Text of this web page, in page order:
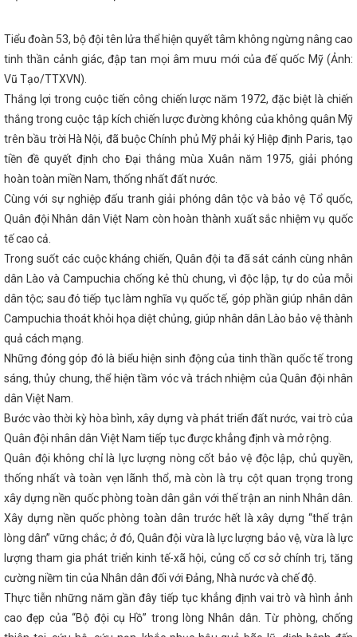
thứ III, nhiệm kỳ 2020 - 2025
HÀ TĨNH: TIẾP NHẬN NGUYÊN
BỘ CÔNG THƯƠNG ĐỂ TỔ CHỨC LẠI THÀNH CHI CỤC QUẢN LÝ THỊ
Hội nghị trực tuyến đánh giá tình hình sản xuất công
Nguyên đán năm 2024
nổ công nghiệp
Thực hiện tốt Cuộc vận động “Người Việt
Hà Tĩnh quán triệt các chuyên đề quan trọng, dự thảo Chương
Đại hội Đảng bộ tỉnh lần thứ XX
Đại hội Hội Hữu nghị Việt
IV, nhiệm kỳ 2023-2028
Hội chợ Công thương vùng Bắc Trung
11
Hà Tĩnh tham gia trưng bày, giới thiệu gần 50 sản phẩm
nối giao thương Khu vực miền Trung – Tây Nguyên tổ chức tại
Hà Tĩnh thăm Công ty TNHH Công nghệ bảo vệ môi trường Hồ
bóng chuyền hơi chào mừng chào mừng Đại hội Công đoàn các cấp
phát triển năng lượng hydrogen của Việt Nam đến năm 2030,
Bí thư, Chủ tịch nước Tô Lâm gặp Tổng thống Hoa Kỳ Joe Biden
PHÁT TRIỂN CÔNG NGHIỆP CHẾ BIẾN GỖ TRÊN ĐỊA BÀN TỈNH
đảm bảo vận hành an toàn, ổn định các nhà máy điện trong thời
sắp xếp huyện, xã theo quy định cũ
Hôm nay (22/5), khai
TỔ CÔNG TÁC BỘ CÔNG THƯƠNG LÀM VIỆC VỚI SỞ CÔNG
Bản ghi nhớ hợp tác về bảo vệ người tiêu dùng giữa Ủy ban Cạnh
hiệp Vương quốc Anh và Bắc Ai-len
Diễn tập ứng phó sự cố
điện Vũng Áng II - Công ty TNHH Nhiệt điện Vũng Áng II
Nữ
Công Thương Hà Tĩnh tích cực hưởng ứng “Tuần lễ Áo dài”
hỗ trợ ngành cơ khí Việt Nam gắn với sản xuất, lắp ráp ô tô
quan tâm về phát triển năng lượng tái tạo
CĐN Công Thương:
tra Công đoàn cơ sở năm 2024
tác chuẩn bị đại hội nhiệm kỳ 2023-2028
Đảng ủy Sở Công
khai công tác tháng 3 năm 2024
Nhà máy Nhiệt điện Vũng
tiên
Giải pháp quản lý nhà nước về Thương mại trong điều
02 cấp trên địa bàn tỉnh Hà Tĩnh
Hội nghị tập huấn tuyên
Nam ưu tiên dùng hàng Việt Nam” tại huyện Nghi Xuân năm
quốc gia, trọng điểm ngành năng lượng
Hà Tĩnh với
hành Đảng bộ tỉnh đánh giá tình hình KT - XH năm 2025
Đề
đầu tiên trên kênh thủy lợi của Việt Nam tại Hà Tĩnh
Ban
bộ tỉnh Hà Tĩnh họp cho ý kiến các nội dung
Trong mọi tình
xăng dầu phục vụ nhu cầu thị trường trong nước
Hà Tĩnh
Tĩnh kéo dài về phía Đông
Sở Công Thương tổ chức Chào cờ
2025
Kê hoạch thực hiện chương trình phát triển ngành
giai đoạn 2025 - 2030 trên địa bàn tỉnh Hà Tĩnh
Bộ Công
Thương Lào trao Biên bản ghi nhớ về phát triển chuỗi liên kết công
giành giải nhất Hội thi "Dân vận khéo" Hà Tĩnh năm 2024
Tình
7 và 7 tháng đầu năm 2026
Kỳ họp lần thứ 13 Ủy ban hợp tác
Tiểu đoàn 53, bộ đội tên lửa thể hiện quyết tâm không ngừng nâng cao
tinh thần cảnh giác, đập tan mọi âm mưu mới của đế quốc Mỹ (Ảnh:
Vũ Tạo/TTXVN).
Thắng lợi trong cuộc tiến công chiến lược năm 1972, đặc biệt là chiến
thắng trong cuộc tập kích chiến lược đường không của không quân Mỹ
trên bầu trời Hà Nội, đã buộc Chính phủ Mỹ phải ký Hiệp định Paris, tạo
tiền đề quyết định cho Đại thắng mùa Xuân năm 1975, giải phóng
hoàn toàn miền Nam, thống nhất đất nước.
Cùng với sự nghiệp đấu tranh giải phóng dân tộc và bảo vệ Tổ quốc,
Quân đội Nhân dân Việt Nam còn hoàn thành xuất sắc nhiệm vụ quốc
tế cao cả.
Trong suốt các cuộc kháng chiến, Quân đội ta đã sát cánh cùng nhân
dân Lào và Campuchia chống kẻ thù chung, vì độc lập, tự do của mỗi
dân tộc; sau đó tiếp tục làm nghĩa vụ quốc tế, góp phần giúp nhân dân
Campuchia thoát khỏi họa diệt chủng, giúp nhân dân Lào bảo vệ thành
quả cách mạng.
Những đóng góp đó là biểu hiện sinh động của tinh thần quốc tế trong
sáng, thủy chung, thể hiện tầm vóc và trách nhiệm của Quân đội nhân
dân Việt Nam.
Bước vào thời kỳ hòa bình, xây dựng và phát triển đất nước, vai trò của
Quân đội nhân dân Việt Nam tiếp tục được khẳng định và mở rộng.
Quân đội không chỉ là lực lượng nòng cốt bảo vệ độc lập, chủ quyền,
thống nhất và toàn vẹn lãnh thổ, mà còn là trụ cột quan trọng trong
xây dựng nền quốc phòng toàn dân gắn với thế trận an ninh Nhân dân.
Xây dựng nền quốc phòng toàn dân trước hết là xây dựng “thế trận
lòng dân” vững chắc; ở đó, Quân đội vừa là lực lượng bảo vệ, vừa là lực
lượng tham gia phát triển kinh tế-xã hội, củng cố cơ sở chính trị, tăng
cường niềm tin của Nhân dân đối với Đảng, Nhà nước và chế độ.
Thực tiễn những năm gần đây tiếp tục khẳng định vai trò và hình ảnh
cao đẹp của “Bộ đội cụ Hồ” trong lòng Nhân dân. Từ phòng, chống